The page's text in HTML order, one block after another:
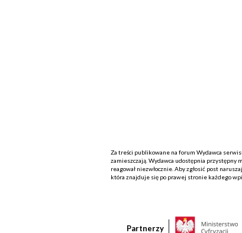
Za treści publikowane na forum Wydawca
zamieszczają. Wydawca udostępnia przystępny
reagował niezwłocznie. Aby zgłosić post
która znajduje się po prawej stronie każdego
Partnerzy